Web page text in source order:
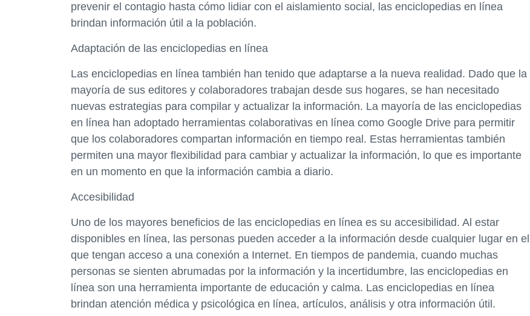
prevenir el contagio hasta cómo lidiar con el aislamiento social, las enciclopedias en línea
brindan información útil a la población.
Adaptación de las enciclopedias en línea
Las enciclopedias en línea también han tenido que adaptarse a la nueva realidad. Dado que la
mayoría de sus editores y colaboradores trabajan desde sus hogares, se han necesitado
nuevas estrategias para compilar y actualizar la información. La mayoría de las enciclopedias
en línea han adoptado herramientas colaborativas en línea como Google Drive para permitir
que los colaboradores compartan información en tiempo real. Estas herramientas también
permiten una mayor flexibilidad para cambiar y actualizar la información, lo que es importante
en un momento en que la información cambia a diario.
Accesibilidad
Uno de los mayores beneficios de las enciclopedias en línea es su accesibilidad. Al estar
disponibles en línea, las personas pueden acceder a la información desde cualquier lugar en el
que tengan acceso a una conexión a Internet. En tiempos de pandemia, cuando muchas
personas se sienten abrumadas por la información y la incertidumbre, las enciclopedias en
línea son una herramienta importante de educación y calma. Las enciclopedias en línea
brindan atención médica y psicológica en línea, artículos, análisis y otra información útil.